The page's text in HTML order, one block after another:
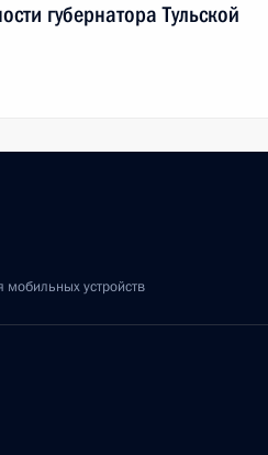
губернатора Тульской
мобильных устройств